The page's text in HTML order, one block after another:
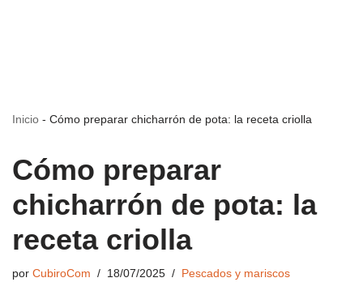
Inicio - Cómo preparar chicharrón de pota: la receta criolla
Cómo preparar
chicharrón de pota: la
receta criolla
por CubiroCom 18/07/2025 Pescados y mariscos